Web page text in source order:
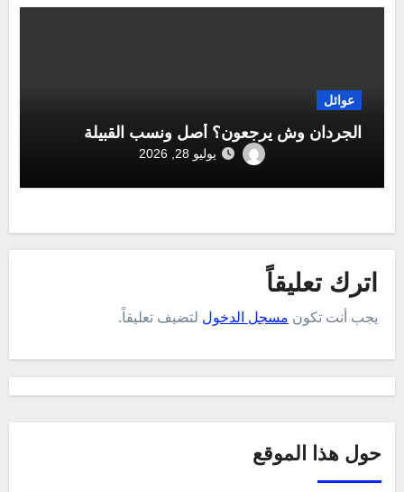
عوائل
الجردان وش يرجعون؟ أصل ونسب القبيلة
يوليو 28, 2026
اترك تعليقاً
يجب أنت تكون مسجل الدخول لتضيف تعليقاً.
حول هذا الموقع